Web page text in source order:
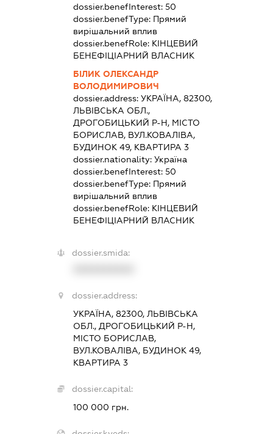
dossier.benefInterest: 50
dossier.benefType: Прямий
вирішальний вплив
dossier.benefRole: КІНЦЕВИЙ
БЕНЕФІЦІАРНИЙ ВЛАСНИК
БІЛИК ОЛЕКСАНДР
ВОЛОДИМИРОВИЧ
dossier.address: УКРАЇНА, 82300,
ЛЬВІВСЬКА ОБЛ.,
ДРОГОБИЦЬКИЙ Р-Н, МІСТО
БОРИСЛАВ, ВУЛ.КОВАЛІВА,
БУДИНОК 49, КВАРТИРА 3
dossier.nationality: Україна
dossier.benefInterest: 50
dossier.benefType: Прямий
вирішальний вплив
dossier.benefRole: КІНЦЕВИЙ
БЕНЕФІЦІАРНИЙ ВЛАСНИК
dossier.smida:
dossier.address:
УКРАЇНА, 82300, ЛЬВІВСЬКА
ОБЛ., ДРОГОБИЦЬКИЙ Р-Н,
МІСТО БОРИСЛАВ,
ВУЛ.КОВАЛІВА, БУДИНОК 49,
КВАРТИРА 3
dossier.capital:
100 000 грн.